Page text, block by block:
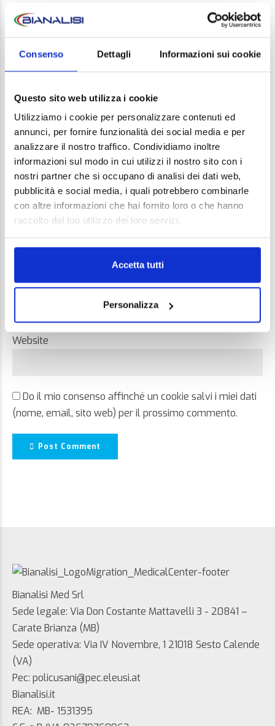
Consenso Dettagli Informazioni sui cookie
Questo sito web utilizza i cookie
Utilizziamo i cookie per personalizzare contenuti ed
annunci, per fornire funzionalità dei social media e per
analizzare il nostro traffico. Condividiamo inoltre
informazioni sul modo in cui utilizzi il nostro sito con i
nostri partner che si occupano di analisi dei dati web,
pubblicità e social media, i quali potrebbero combinarle
con altre informazioni che hai fornito loro o che hanno
raccolto dal tuo utilizzo dei loro servizi.
Accetta tutti
Personalizza
LEAVE A REPLY
Your email address will not be published. Required
Comment
Email *
Website
Do il mio consenso affinché un cookie salvi i miei dati
(nome, email, sito web) per il prossimo commento.
Post Comment
Bianalisi Med Srl
Sede legale: Via Don Costante Mattavelli 3 - 20841 –
Carate Brianza (MB)
Sede operativa: Via IV Novembre, 1 21018 Sesto Calende
(VA)
Pec: policusani@pec.eleusi.at
Bianalisi.it
REA: MB- 1531395